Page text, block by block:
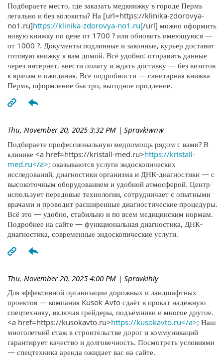
Подбираете место, где заказать медкнижку в городе Пермь
легально и без волокиты? На [url=https://klinika-zdorovya-
no1.ru]https://klinika-zdorovya-no1.ru[/url] можно оформить
новую книжку по цене от 1700 ? или обновить имеющуюся —
от 1000 ?. Документы подлинные и законные, курьер доставит
готовую книжку к вам домой. Всё удобно: отправить данные
через интернет, внести оплату и ждать доставку — без визитов
к врачам и ожидания. Все подробности — санитарная книжка
Пермь, оформление быстро, выгодное продление.
Thu, November 20, 2025 3:32 PM | Spravkiwnw
Подбираете профессиональную медпомощь рядом с вами? В
клинике <a href=https://kristall-med.ru>https://kristall-
med.ru</a>; оказываются услуги эндоскопических
исследований, диагностики организма и ДНК-диагностики — с
высокоточным оборудованием и удобной атмосферой. Центр
использует передовые технологии, сотрудничает с опытными
врачами и проводит расширенные диагностические процедуры.
Всё это — удобно, стабильно и по всем медицинским нормам.
Подробнее на сайте — функциональная диагностика, ДНК-
диагностика, современные эндоскопические услуги.
Thu, November 20, 2025 4:00 PM | Spravkihiy
Для эффективной организации дорожных и ландшафтных
проектов — компания Kusok Avto сдаёт в прокат надёжную
спецтехнику, включая грейдеры, подъёмники и многое другое.
<a href=https://kusokavto.ru>https://kusokavto.ru</a>; Наш
многолетний стаж в строительстве дорог и коммуникаций
гарантирует качество и долговечность. Посмотреть условиями
— спецтехника аренда ожидает вас на сайте.